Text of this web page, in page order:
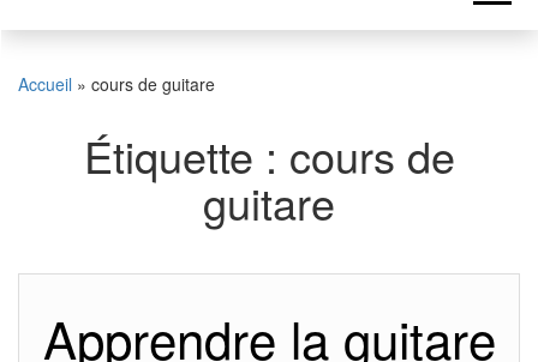
Accueil » cours de guitare
Étiquette : cours de
guitare
Apprendre la guitare